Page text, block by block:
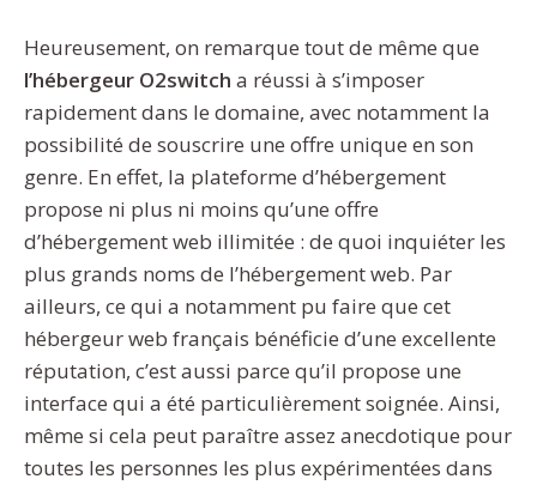
Heureusement, on remarque tout de même que
l’hébergeur O2switch a réussi à s’imposer
rapidement dans le domaine, avec notamment la
possibilité de souscrire une offre unique en son
genre. En effet, la plateforme d’hébergement
propose ni plus ni moins qu’une offre
d’hébergement web illimitée : de quoi inquiéter les
plus grands noms de l’hébergement web. Par
ailleurs, ce qui a notamment pu faire que cet
hébergeur web français bénéficie d’une excellente
réputation, c’est aussi parce qu’il propose une
interface qui a été particulièrement soignée. Ainsi,
même si cela peut paraître assez anecdotique pour
toutes les personnes les plus expérimentées dans